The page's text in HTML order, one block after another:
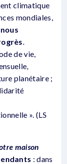
climatique
mondiales,
.
de vie,
planétaire ;
». (LS
maison
: dans